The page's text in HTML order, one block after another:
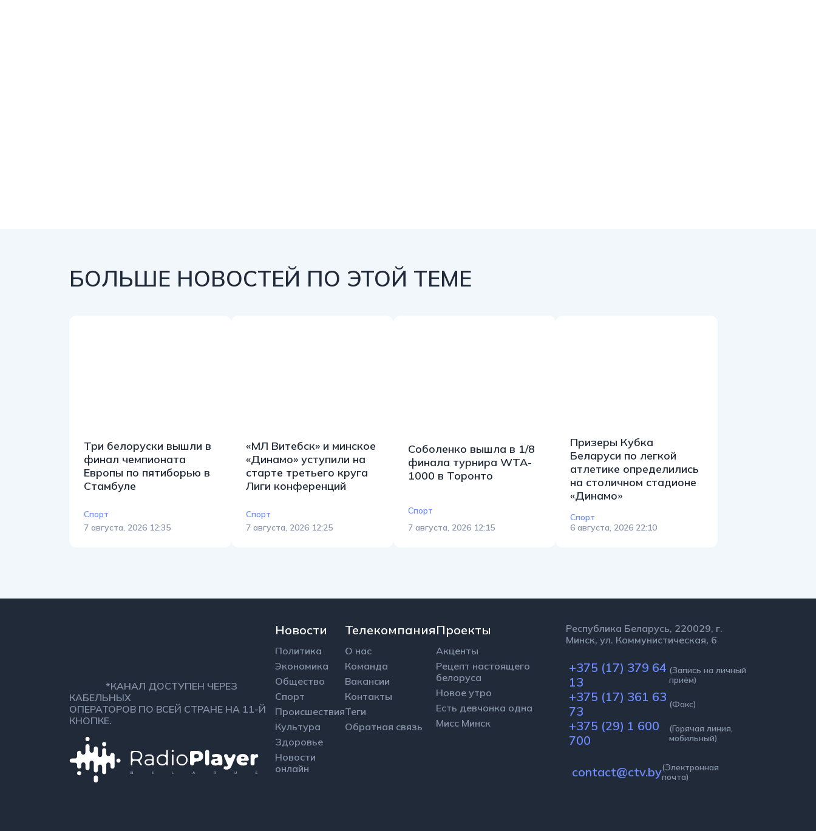
БОЛЬШЕ НОВОСТЕЙ ПО ЭТОЙ ТЕМЕ
Три белоруски вышли в
финал чемпионата
Европы по пятиборью в
Стамбуле
Спорт
7 августа, 2026 12:35
«МЛ Витебск» и минское
«Динамо» уступили на
старте третьего круга
Лиги конференций
Спорт
7 августа, 2026 12:25
Соболенко вышла в 1/8
финала турнира WTA-
1000 в Торонто
Спорт
7 августа, 2026 12:15
Призеры Кубка
Беларуси по легкой
атлетике определились
на столичном стадионе
«Динамо»
Спорт
6 августа, 2026 22:10
*КАНАЛ ДОСТУПЕН ЧЕРЕЗ
КАБЕЛЬНЫХ
ОПЕРАТОРОВ ПО ВСЕЙ СТРАНЕ НА 11-Й
КНОПКЕ.
Новости
Политика
Экономика
Общество
Спорт
Происшествия
Культура
Здоровье
Новости
онлайн
Телекомпания
О нас
Команда
Вакансии
Контакты
Теги
Обратная связь
Проекты
Акценты
Рецепт настоящего
белоруса
Новое утро
Есть девчонка одна
Мисс Минск
Республика Беларусь, 220029, г.
Минск, ул. Коммунистическая, 6
+375 (17) 379 64
13
(Запись на личный
приём)
+375 (17) 361 63
73
(Факс)
+375 (29) 1 600
700
(Горячая линия,
мобильный)
contact@ctv.by(Электронная
почта)